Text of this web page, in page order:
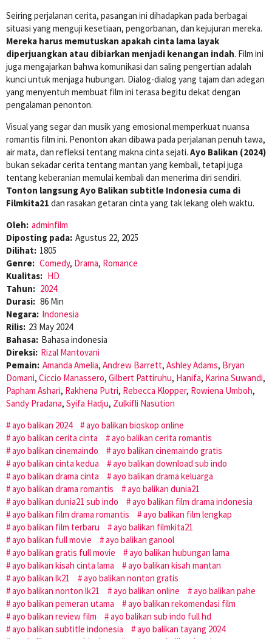
Seiring perjalanan cerita, pasangan ini dihadapkan pada berbagai
situasi yang menguji kesetiaan, pengorbanan, dan kejujuran mereka.
Mereka harus memutuskan apakah cinta lama layak
diperjuangkan atau dibiarkan menjadi kenangan indah. Film ini
juga mengajarkan bahwa komunikasi dan saling pengertian adalah
kunci untuk menjaga hubungan. Dialog-dialog yang tajam dan adegan
yang menyentuh membuat film ini terasa begitu dekat dengan
pengalaman penonton.
Visual yang segar dan musik yang emosional memperkuat nuansa
romantis film ini. Penonton akan dibawa pada perjalanan penuh tawa,
air mata, dan refleksi tentang makna cinta sejati. Ayo Balikan (2024)
bukan sekadar cerita tentang mantan yang kembali, tetapi juga
tentang keberanian memulai kembali dan menerima diri sendiri.
Tonton langsung Ayo Balikan subtitle Indonesia cuma di
Filmkita21 dan rasakan getaran cinta yang tak lekang oleh waktu.
Oleh: adminfilm
Diposting pada: Agustus 22, 2025
Dilihat: 1805
Genre: Comedy, Drama, Romance
Kualitas: HD
Tahun: 2024
Durasi: 86 Min
Negara: Indonesia
Rilis: 23 May 2024
Bahasa: Bahasa indonesia
Direksi: Rizal Mantovani
Pemain: Amanda Amelia, Andrew Barrett, Ashley Adams, Bryan
Domani, Ciccio Manassero, Gilbert Pattiruhu, Hanifa, Karina Suwandi,
Papham Ashari, Rakhena Putri, Rebecca Klopper, Rowiena Umboh,
Sandy Pradana, Syifa Hadju, Zulkifli Nasution
ayo balikan 2024
ayo balikan bioskop online
ayo balikan cerita cinta
ayo balikan cerita romantis
ayo balikan cinemaindo
ayo balikan cinemaindo gratis
ayo balikan cinta kedua
ayo balikan download sub indo
ayo balikan drama cinta
ayo balikan drama keluarga
ayo balikan drama romantis
ayo balikan dunia21
ayo balikan dunia21 sub indo
ayo balikan film drama indonesia
ayo balikan film drama romantis
ayo balikan film lengkap
ayo balikan film terbaru
ayo balikan filmkita21
ayo balikan full movie
ayo balikan ganool
ayo balikan gratis full movie
ayo balikan hubungan lama
ayo balikan kisah cinta lama
ayo balikan kisah mantan
ayo balikan lk21
ayo balikan nonton gratis
ayo balikan nonton lk21
ayo balikan online
ayo balikan pahe
ayo balikan pemeran utama
ayo balikan rekomendasi film
ayo balikan review film
ayo balikan sub indo full hd
ayo balikan subtitle indonesia
ayo balikan tayang 2024